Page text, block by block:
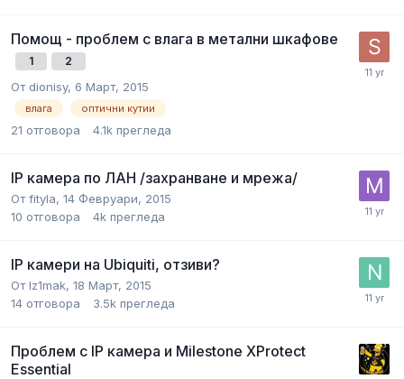
Помощ - проблем с влага в метални шкафове
1 2
От dionisy, 6 Март, 2015
влага оптични кутии
21 отговора 4.1k прегледа
IP камера по ЛАН /захранване и мрежа/
Отfityla, 14 Февруари, 2015
10 отговора 4k прегледа
IP камери на Ubiquiti, отзиви?
Отlz1mak, 18 Март, 2015
14 отговора 3.5k прегледа
Проблем с IP камера и Milestone XProtect
Essential